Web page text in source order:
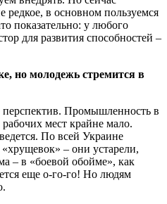
редкое, в основном пользуемся
показательно: у любого
для развития способностей –
но молодежь стремится в
перспектив. Промышленность в
мест крайне мало.
По всей Украине
– они устарели,
– в «боевой обойме», как
еще о-го-го! Но людям